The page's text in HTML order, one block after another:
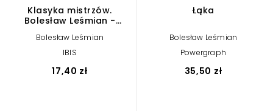
Klasyka mistrzów.
Bolesław Leśmian -
Wybór poezji (z
opracowaniem)
Bolesław Leśmian
IBIS
17,40 zł
Łąka
Bolesław Leśmian
Powergraph
35,50 zł